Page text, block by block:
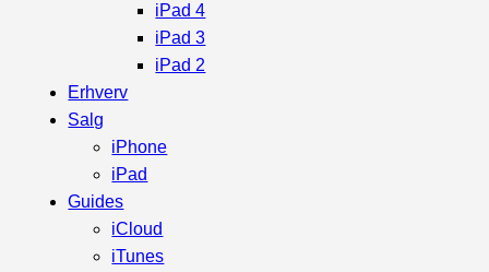
iPad 4
iPad 3
iPad 2
Erhverv
Salg
iPhone
iPad
Guides
iCloud
iTunes